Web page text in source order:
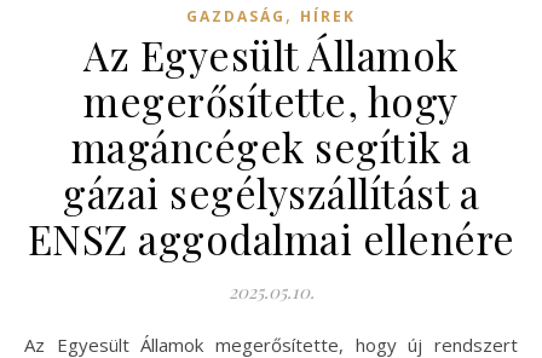
GAZDASÁG , HÍREK
Az Egyesült Államok
megerősítette, hogy
magáncégek segítik a
gázai segélyszállítást a
ENSZ aggodalmai ellenére
2025.05.10.
Az Egyesült Államok megerősítette, hogy új rendszert